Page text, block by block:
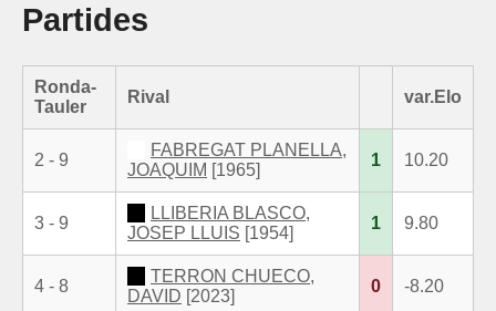
Partides
Ronda-
Tauler
Rival var.Elo
2 - 9
FABREGAT PLANELLA,
JOAQUIM [1965]
1 10.20
3 - 9
LLIBERIA BLASCO,
JOSEP LLUIS [1954]
1 9.80
4 - 8
TERRON CHUECO,
DAVID [2023]
0 -8.20